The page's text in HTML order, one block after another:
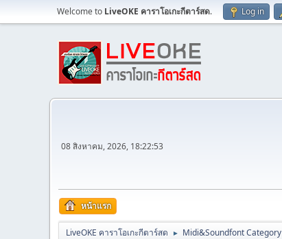
Welcome to LiveOKE คาราโอเกะกีตาร์สด. Log in
08 สิงหาคม, 2026, 18:22:53
หน้าแรก
LiveOKE คาราโอเกะกีตาร์สด ► Midi&Soundfont Category